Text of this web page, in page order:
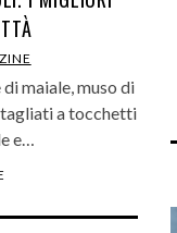
di maiale, muso di
a tocchetti
e…